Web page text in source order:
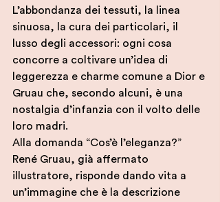
L’abbondanza dei tessuti, la linea
sinuosa, la cura dei particolari, il
lusso degli accessori: ogni cosa
concorre a coltivare un’idea di
leggerezza e charme comune a Dior e
Gruau che, secondo alcuni, è una
nostalgia d’infanzia con il volto delle
loro madri.
Alla domanda “Cos’è l’eleganza?”
René Gruau, già affermato
illustratore, risponde dando vita a
un’immagine che è la descrizione